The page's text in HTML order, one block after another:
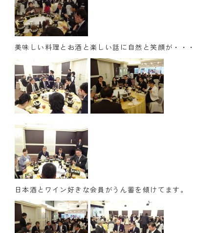
美味しい料理とお酒と楽しい話に自然と笑顔が・・・
日本酒とワイン好きな会員がうん蓄を傾けてます。